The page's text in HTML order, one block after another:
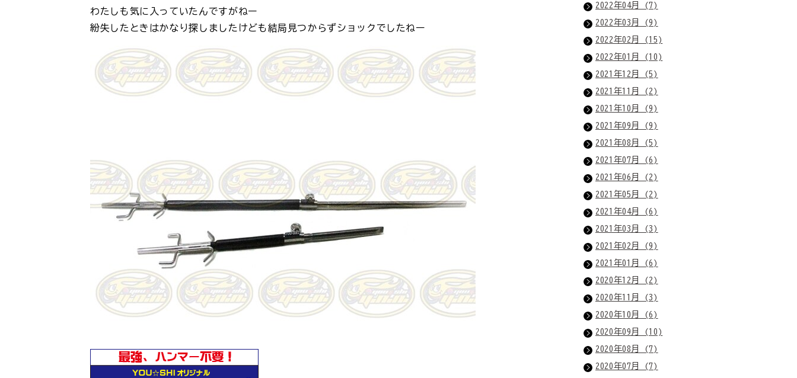
わたしも気に入っていたんですがねー
紛失したときはかなり探しましたけども結局見つからずショックでしたねー
2022年04月 (7)
2022年03月 (9)
2022年02月 (15)
2022年01月 (10)
2021年12月 (5)
2021年11月 (2)
2021年10月 (9)
2021年09月 (9)
2021年08月 (5)
2021年07月 (6)
2021年06月 (2)
2021年05月 (2)
2021年04月 (6)
2021年03月 (3)
2021年02月 (9)
2021年01月 (6)
2020年12月 (2)
2020年11月 (3)
2020年10月 (6)
2020年09月 (10)
2020年08月 (7)
2020年07月 (7)